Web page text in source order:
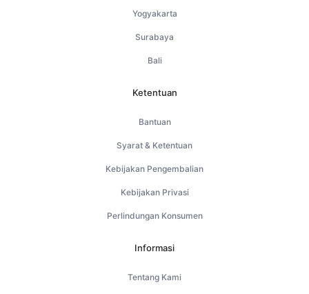
Yogyakarta
Surabaya
Bali
Ketentuan
Bantuan
Syarat & Ketentuan
Kebijakan Pengembalian
Kebijakan Privasi
Perlindungan Konsumen
Informasi
Tentang Kami